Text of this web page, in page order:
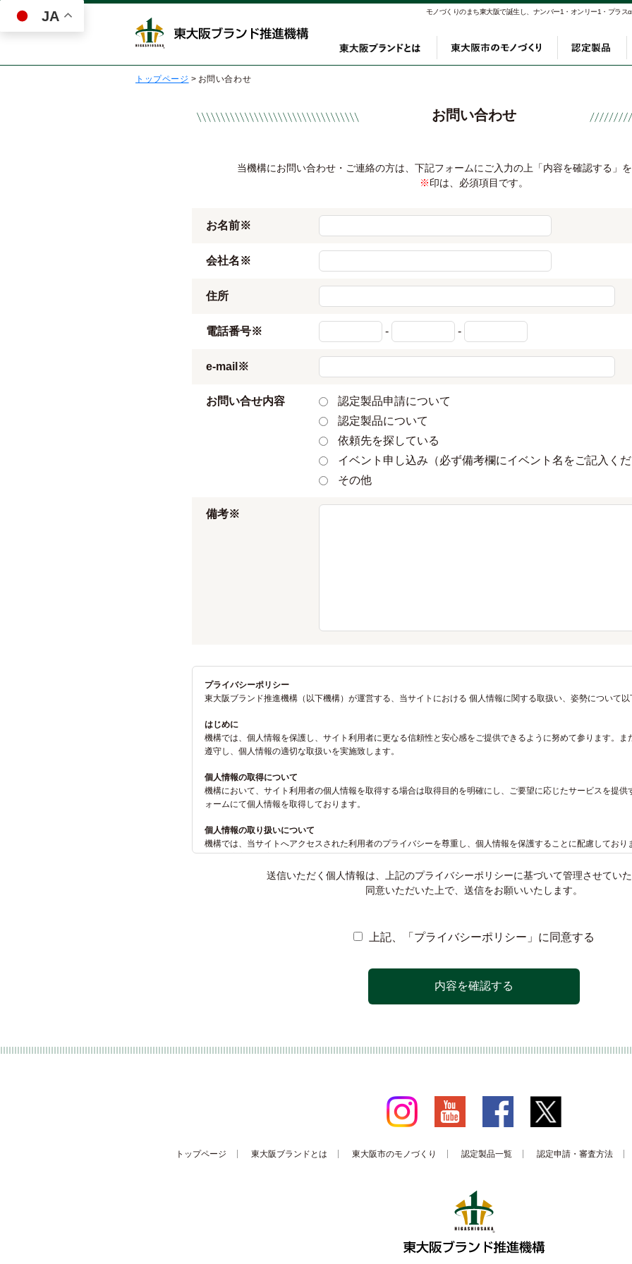
モノづくりのまち東大阪で誕生し、ナンバー1・オンリー1・プラ
東大阪ブランドとは 東大阪市のモノづ
JA
トップページ > お問い合わせ
お問い合わせ
当機構にお問い合わせ・ご連絡の方は、下記フォームにご入力の上「内容を確認する」
※印は、必須項目です。
お名前※
会社名※
住所
電話番号※ - -
e-mail※
お問い合せ内容
認定製品申請について
認定製品について
依頼先を探している
イベント申し込み（必ず備考欄にイベント名をご記入く
その他
備考※
プライバシーポリシー
東大阪ブランド推進機構（以下機構）が運営する、当サイトにおける 個人情報に関する取扱い、姿勢について
はじめに
機構では、個人情報を保護し、サイト利用者に更なる信頼性と安心感をご提供できるように努めて参ります。ま
遵守し、個人情報の適切な取扱いを実施致します。
個人情報の取得について
機構において、サイト利用者の個人情報を取得する場合は取得目的を明確にし、ご要望に応じたサービスを提供
ォームにて個人情報を取得しております。
個人情報の取り扱いについて
機構では、当サイトへアクセスされた利用者のプライバシーを尊重し、個人情報を保護することに配慮しており
個人情報の利用目的
ご提供いただき収集した個人情報は、お客様のご意見やお問い合わせへの回答や情報配信、機構の今後のサー
送信いただく個人情報は、上記のプライバシーポリシーに基づいて管理させてい
同意いただいた上で、送信をお願いいたします。
上記、「プライバシーポリシー」に同意する
トップページ 東大阪ブランドとは 東大阪市のモノづくり 認定製品一覧 認定申請・審査方法